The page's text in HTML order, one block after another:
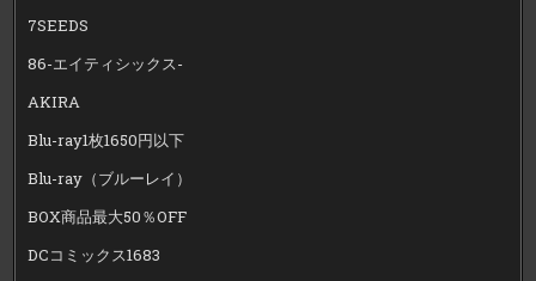
7SEEDS
86-エイティシックス-
AKIRA
Blu-ray1枚1650円以下
Blu-ray（ブルーレイ）
BOX商品最大50％OFF
DCコミックス1683